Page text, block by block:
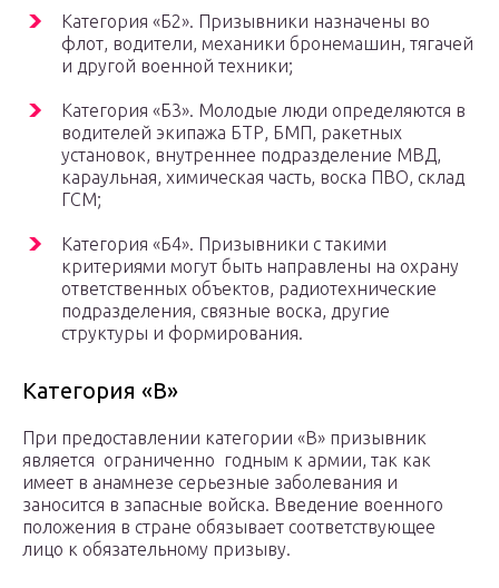
Категория «Б2». Призывники назначены во
флот, водители, механики бронемашин, тягачей
и другой военной техники;
Категория «Б3». Молодые люди определяются в
водителей экипажа БТР, БМП, ракетных
установок, внутреннее подразделение МВД,
караульная, химическая часть, воска ПВО, склад
ГСМ;
Категория «Б4». Призывники с такими
критериями могут быть направлены на охрану
ответственных объектов, радиотехнические
подразделения, связные воска, другие
структуры и формирования.
Категория «В»
При предоставлении категории «В» призывник
является ограниченно годным к армии, так как
имеет в анамнезе серьезные заболевания и
заносится в запасные войска. Введение военного
положения в стране обязывает соответствующее
лицо к обязательному призыву.